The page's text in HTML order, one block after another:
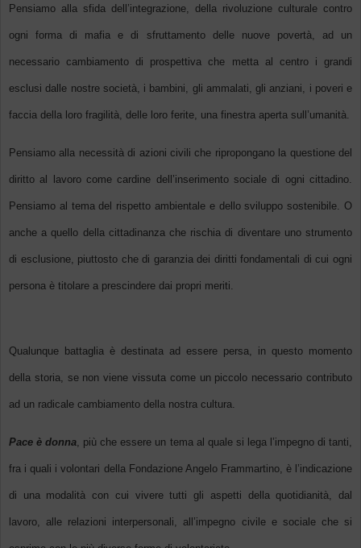
Pensiamo alla sfida dell’integrazione, della rivoluzione culturale contro
ogni forma di mafia e di sfruttamento delle nuove povertà, ad un
necessario cambiamento di prospettiva che metta al centro i grandi
esclusi dalle nostre società, i bambini, gli ammalati, gli anziani, i poveri e
faccia della loro fragilità, delle loro ferite, una finestra aperta sull’umanità.
Pensiamo alla necessità di azioni civili che ripropongano la questione del
diritto al lavoro come cardine dell’inserimento sociale di ogni cittadino.
Pensiamo al tema del rispetto ambientale e dello sviluppo sostenibile. O
anche a quello della cittadinanza che rischia di diventare uno strumento
di esclusione, piuttosto che di garanzia dei diritti fondamentali di cui ogni
persona è titolare a prescindere dai propri meriti.
Qualunque battaglia è destinata ad essere persa, in questo momento
della storia, se non viene vissuta come un piccolo necessario contributo
ad un radicale cambiamento della nostra cultura.
Pace è donna , più che essere un tema al quale si lega l’impegno di tanti,
fra i quali i volontari della Fondazione Angelo Frammartino, è l’indicazione
di una modalità con cui vivere tutti gli aspetti della quotidianità, dal
lavoro, alle relazioni interpersonali, all’impegno civile e sociale che si